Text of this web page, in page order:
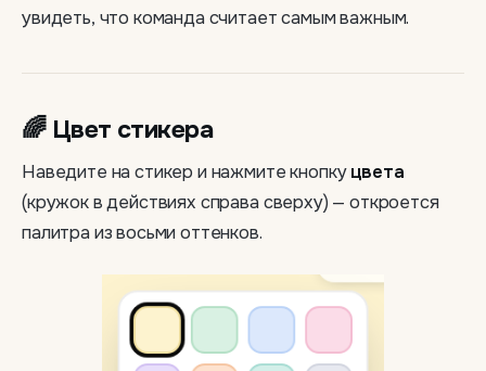
увидеть, что команда считает самым важным.
🌈 Цвет стикера
Наведите на стикер и нажмите кнопкуцвета
(кружок в действиях справа сверху) — откроется
палитра из восьми оттенков.